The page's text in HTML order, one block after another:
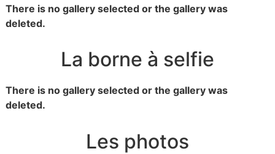
There is no gallery selected or the gallery was
deleted.
La borne à selfie
There is no gallery selected or the gallery was
deleted.
Les photos